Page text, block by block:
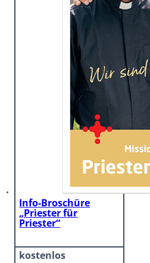
Info-Broschüre
„Priester für
Priester“
kostenlos